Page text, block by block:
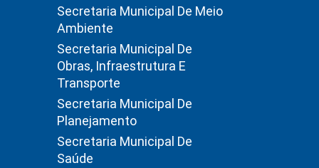
Secretaria Municipal De Meio
Ambiente
Secretaria Municipal De
Obras, Infraestrutura E
Transporte
Secretaria Municipal De
Planejamento
Secretaria Municipal De
Saúde